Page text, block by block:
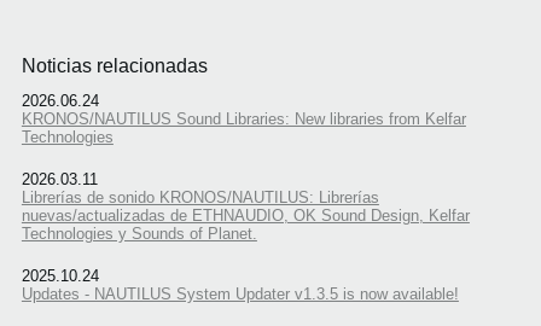
Noticias relacionadas
2026.06.24
KRONOS/NAUTILUS Sound Libraries: New libraries from Kelfar
Technologies
2026.03.11
Librerías de sonido KRONOS/NAUTILUS: Librerías
nuevas/actualizadas de ETHNAUDIO, OK Sound Design, Kelfar
Technologies y Sounds of Planet.
2025.10.24
Updates - NAUTILUS System Updater v1.3.5 is now available!